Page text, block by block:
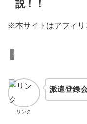
説！！
※本サイトはアフィリ
派遣社員
リンク
派遣登録